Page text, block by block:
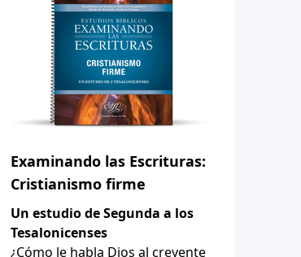
Examinando las Escrituras:
Cristianismo firme
Un estudio de Segunda a los
Tesalonicenses
¿Cómo le habla Dios al creyente